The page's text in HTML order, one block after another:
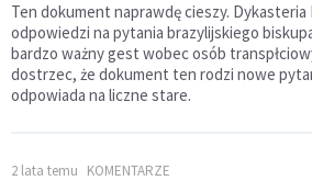
Ten dokument naprawdę cieszy. Dykasteria
odpowiedzi na pytania brazylijskiego
bardzo ważny gest wobec osób
dostrzec, że dokument ten rodzi nowe
odpowiada na liczne stare.
2 lata temu KOMENTARZE